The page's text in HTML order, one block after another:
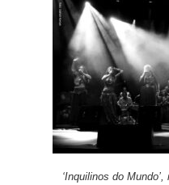
‘Inquilinos do